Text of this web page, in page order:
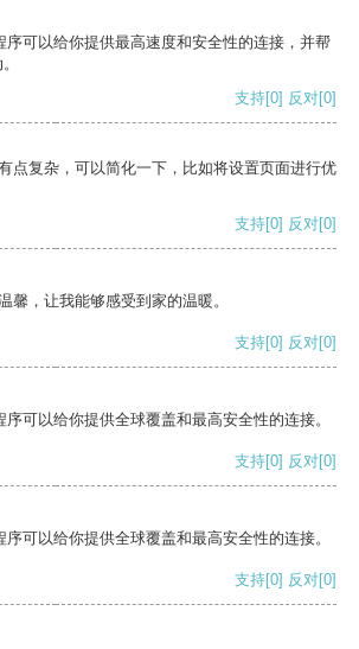
序可以给你提供最高速度和安全性的连接，并帮
支持[0] 反对[0]
点复杂，可以简化一下，比如将设置页面进行优
支持[0] 反对[0]
馨，让我能够感受到家的温暖。
支持[0] 反对[0]
可以给你提供全球覆盖和最高安全性的连接。
支持[0] 反对[0]
可以给你提供全球覆盖和最高安全性的连接。
支持[0] 反对[0]